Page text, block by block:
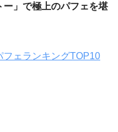
」で極上のパフェを堪
ェランキングTOP10